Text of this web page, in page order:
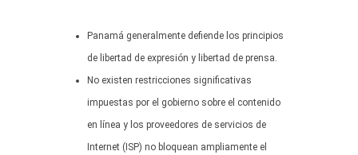
Panamá generalmente defiende los principios
de libertad de expresión y libertad de prensa.
No existen restricciones significativas
impuestas por el gobierno sobre el contenido
en línea y los proveedores de servicios de
Internet (ISP) no bloquean ampliamente el